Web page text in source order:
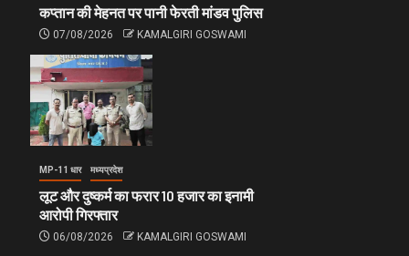
कप्तान की मेहनत पर पानी फेरती मांडव पुलिस
07/08/2026 KAMALGIRI GOSWAMI
MP-11 धार मध्यप्रदेश
लूट और दुष्कर्म का फरार 10 हजार का इनामी
आरोपी गिरफ्तार
06/08/2026 KAMALGIRI GOSWAMI